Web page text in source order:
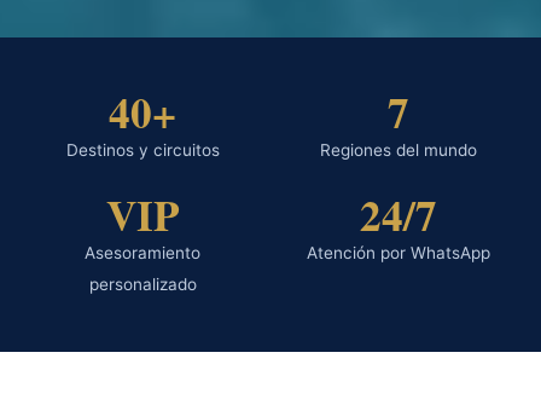
40+
Destinos y circuitos
7
Regiones del mundo
VIP
Asesoramiento
personalizado
24/7
Atención por WhatsApp